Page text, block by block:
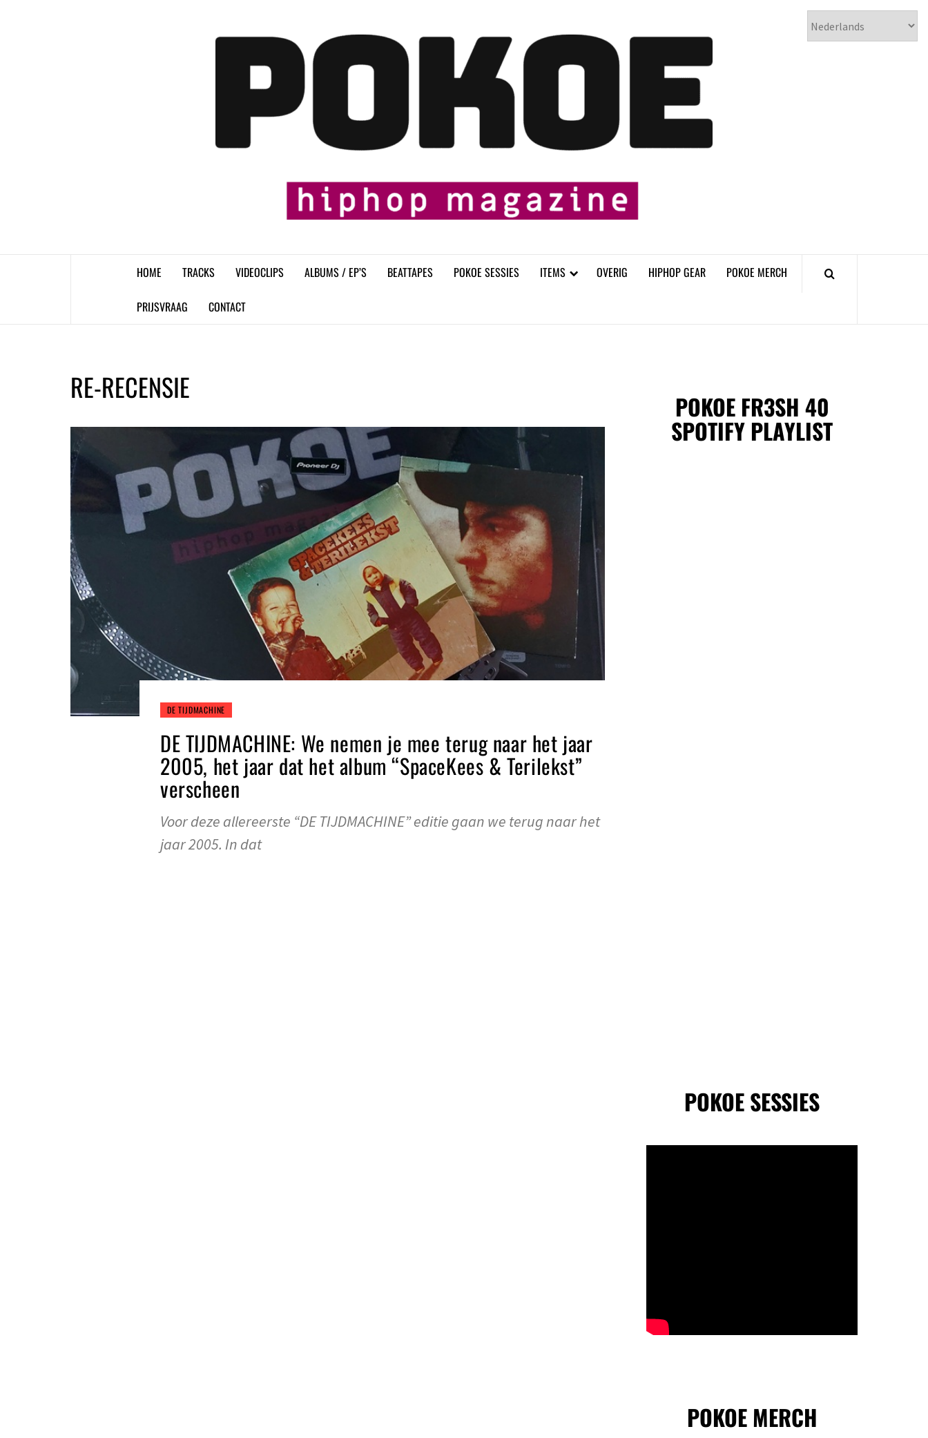
𝗣𝗢𝗞𝗢𝗘
HOME TRACKS VIDEOCLIPS ALBUMS / EP’S BEATTAPES POKOE SESSIES ITEMS OVERIG HIPHOP GEAR POKOE MERCH
PRIJSVRAAG CONTACT
RE-RECENSIE
DE TIJDMACHINE
DE TIJDMACHINE: We nemen je mee terug naar het jaar
2005, het jaar dat het album “SpaceKees & Terilekst”
verscheen
Voor deze allereerste “DE TIJDMACHINE” editie gaan we terug naar het
jaar 2005. In dat
POKOE FR3SH 40
SPOTIFY PLAYLIST
POKOE SESSIES
POKOE MERCH